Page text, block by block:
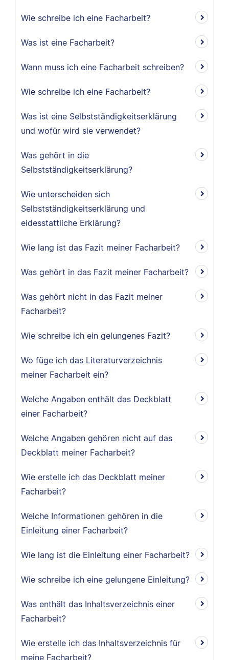
Wie schreibe ich eine Facharbeit?
Was ist eine Facharbeit?
Wann muss ich eine Facharbeit schreiben?
Wie schreibe ich eine Facharbeit?
Was ist eine Selbstständigkeitserklärung
und wofür wird sie verwendet?
Was gehört in die
Selbstständigkeitserklärung?
Wie unterscheiden sich
Selbstständigkeitserklärung und
eidesstattliche Erklärung?
Wie lang ist das Fazit meiner Facharbeit?
Was gehört in das Fazit meiner Facharbeit?
Was gehört nicht in das Fazit meiner
Facharbeit?
Wie schreibe ich ein gelungenes Fazit?
Wo füge ich das Literaturverzeichnis
meiner Facharbeit ein?
Welche Angaben enthält das Deckblatt
einer Facharbeit?
Welche Angaben gehören nicht auf das
Deckblatt meiner Facharbeit?
Wie erstelle ich das Deckblatt meiner
Facharbeit?
Welche Informationen gehören in die
Einleitung einer Facharbeit?
Wie lang ist die Einleitung einer Facharbeit?
Wie schreibe ich eine gelungene Einleitung?
Was enthält das Inhaltsverzeichnis einer
Facharbeit?
Wie erstelle ich das Inhaltsverzeichnis für
meine Facharbeit?